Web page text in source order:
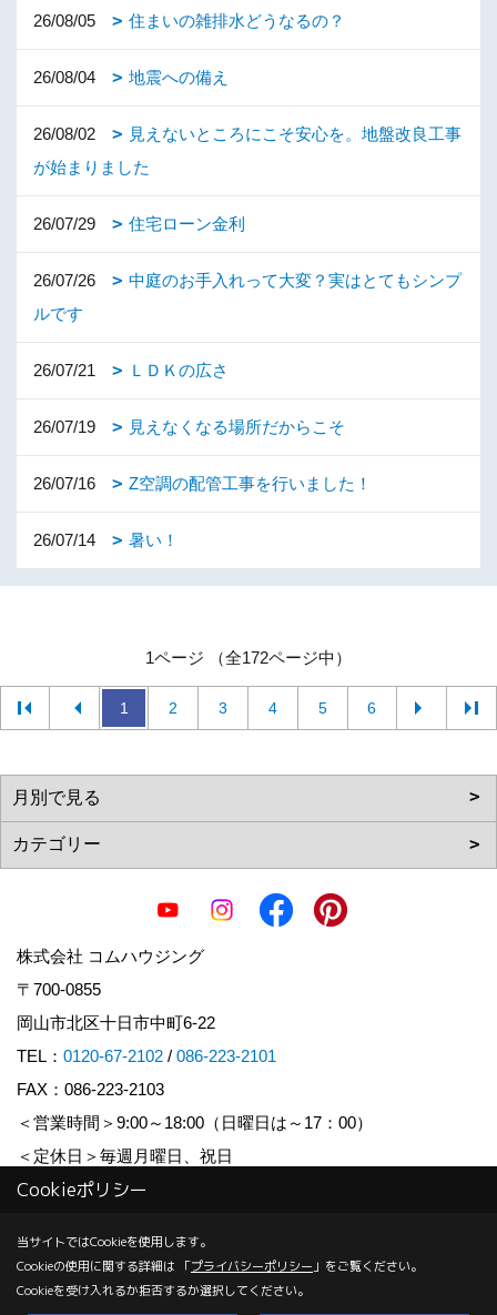
26/08/05 住まいの雑排水どうなるの？
26/08/04 地震への備え
26/08/02
見えないところにこそ安心を。地盤改良工事
が始まりました
26/07/29 住宅ローン金利
26/07/26
中庭のお手入れって大変？実はとてもシンプ
ルです
26/07/21 ＬＤＫの広さ
26/07/19 見えなくなる場所だからこそ
26/07/16 Z空調の配管工事を行いました！
26/07/14 暑い！
1ページ （全172ページ中）
1 2 3 4 5 6
株式会社 コムハウジング
〒700-0855
岡山市北区十日市中町6-22
TEL： 0120-67-2102 / 086-223-2101
FAX：086-223-2103
＜営業時間＞9:00～18:00（日曜日は～17：00）
＜定休日＞毎週月曜日、祝日
Copyright (c) COM HOUSHING Inc. All Rights Reserved.
Produced byゴデスクリエイト
Cookieポリシー
当サイトではCookieを使用します。
Cookieの使用に関する詳細は 「プライバシーポリシー 」をご覧ください。
Cookieを受け入れるか拒否するか選択してください。